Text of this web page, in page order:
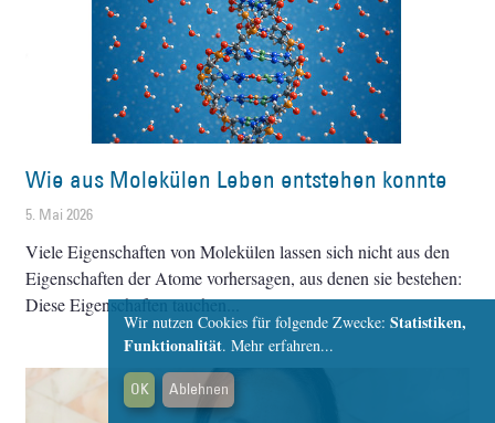
Wie aus Molekülen Leben entstehen konnte
5. Mai 2026
Viele Eigenschaften von Molekülen lassen sich nicht aus den
Eigenschaften der Atome vorhersagen, aus denen sie bestehen:
Diese Eigenschaften tauchen
Wir nutzen Cookies für folgende Zwecke: Statistiken,
Funktionalität. Mehr erfahren...
OK Ablehnen